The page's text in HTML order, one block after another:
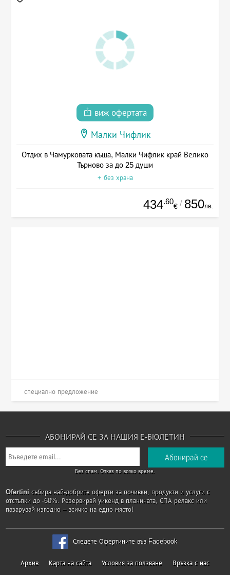
виж офертата
Малки Чифлик
Отдих в Чамурковата къща, Малки Чифлик край Велико
Търново за до 25 души
+ без храна
434.60
€ / 850лв.
специално предложение
АБОНИРАЙ СЕ ЗА НАШИЯ Е-БЮЛЕТИН
Без спам. Отказ по всяко време.
Ofertini събира най-добрите оферти за почивки, продукти и услуги с
отстъпки до -60%. Резервирай уикенд в планината, СПА релакс или
пазарувай изгодно – всичко на едно място!
Следете Офертините във Facebook
Архив Карта на сайта Условия за ползване Връзка с нас